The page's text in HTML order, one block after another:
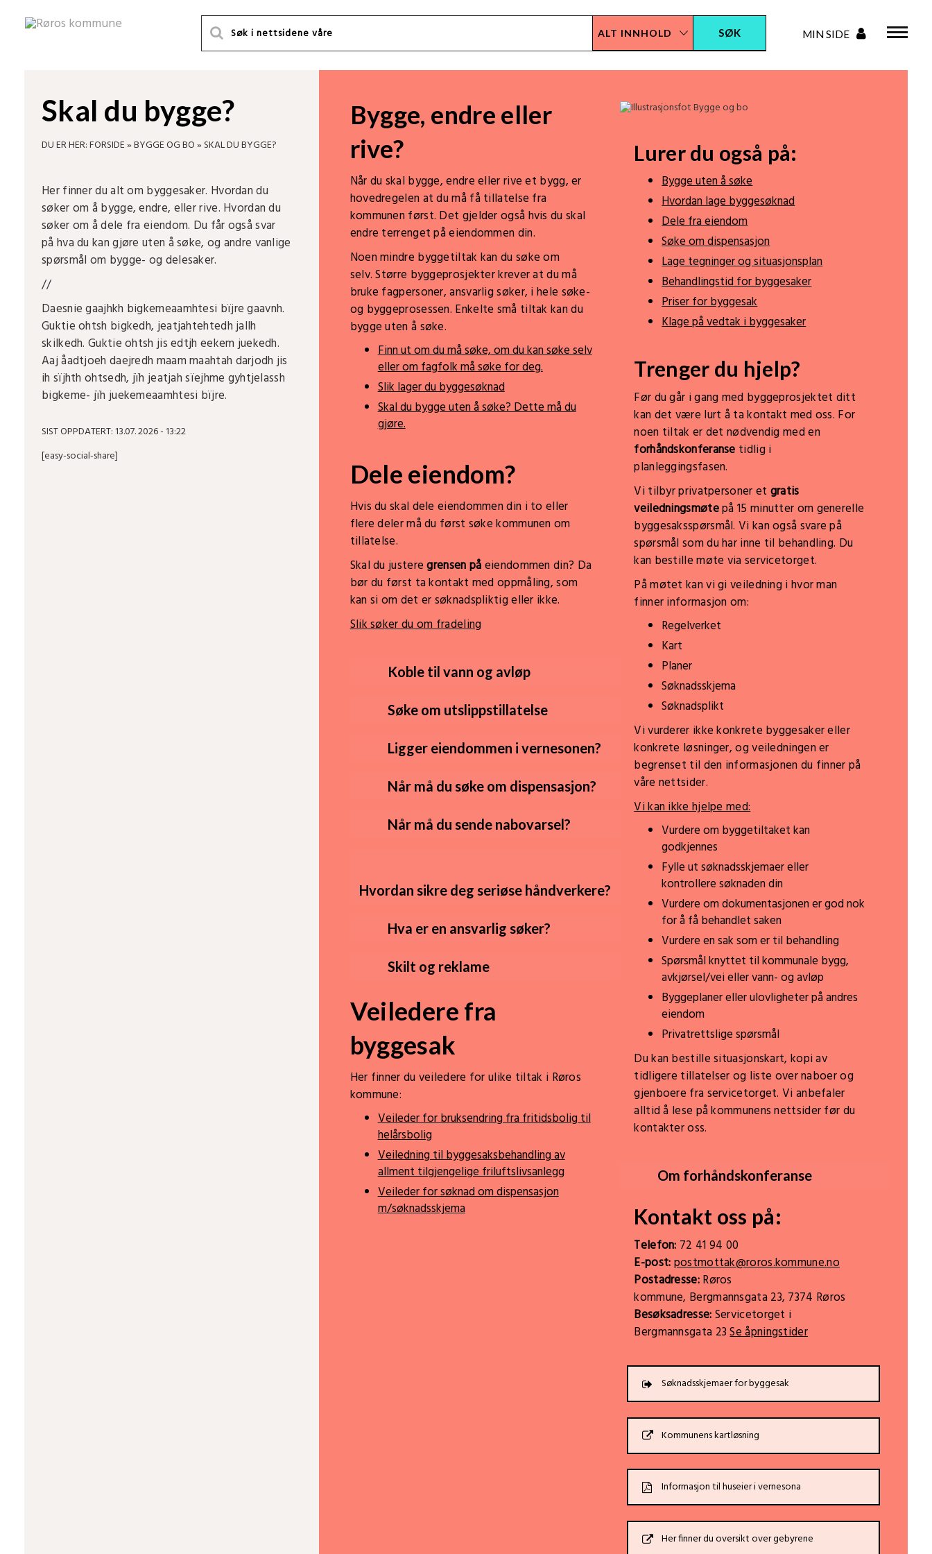
Skal du bygge?
DU ER HER:FORSIDE»BYGGE OG BO» SKAL DU BYGGE?
Her finner du alt om byggesaker. Hvordan du
søker om å bygge, endre, eller rive. Hvordan du
søker om å dele fra eiendom. Du får også svar
på hva du kan gjøre uten å søke, og andre vanlige
spørsmål om bygge- og delesaker.
//
Daesnie gaajhkh bigkemeaamhtesi bïjre gaavnh.
Guktie ohtsh bigkedh, jeatjahtehtedh jallh
skilkedh. Guktie ohtsh jis edtjh eekem juekedh.
Aaj åadtjoeh daejredh maam maahtah darjodh jis
ih sïjhth ohtsedh, jïh jeatjah sïejhme gyhtjelassh
bigkeme- jïh juekemeaamhtesi bïjre.
SIST OPPDATERT: 13.07. 2026 - 13:22
[easy-social-share]
Bygge, endre eller
rive?
Når du skal bygge, endre eller rive et bygg, er
hovedregelen at du må få tillatelse fra
kommunen først. Det gjelder også hvis du skal
endre terrenget på eiendommen din.
Noen mindre byggetiltak kan du søke om
selv. Større byggeprosjekter krever at du må
bruke fagpersoner, ansvarlig søker, i hele søke-
og byggeprosessen. Enkelte små tiltak kan du
bygge uten å søke.
Finn ut om du må søke, om du kan søke selv
eller om fagfolk må søke for deg.
Slik lager du byggesøknad
Skal du bygge uten å søke? Dette må du
gjøre.
Dele eiendom?
Hvis du skal dele eiendommen din i to eller
flere deler må du først søke kommunen om
tillatelse.
Skal du justeregrensen påeiendommen din? Da
bør du først ta kontakt med oppmåling, som
kan si om det er søknadspliktig eller ikke.
Slik søker du om fradeling
Koble til vann og avløp
Søke om utslippstillatelse
Ligger eiendommen i vernesonen?
Når må du søke om dispensasjon?
Når må du sende nabovarsel?
Hvordan sikre deg seriøse håndverkere?
Hva er en ansvarlig søker?
Skilt og reklame
Veiledere fra
byggesak
Her finner du veiledere for ulike tiltak i Røros
kommune:
Veileder for bruksendring fra fritidsbolig til
helårsbolig
Veiledning til byggesaksbehandling av
allment tilgjengelige friluftslivsanlegg
Veileder for søknad om dispensasjon
m/søknadsskjema
Lurer du også på:
Bygge uten å søke
Hvordan lage byggesøknad
Dele fra eiendom
Søke om dispensasjon
Lage tegninger og situasjonsplan
Behandlingstid for byggesaker
Priser for byggesak
Klage på vedtak i byggesaker
Trenger du hjelp?
Før du går i gang med byggeprosjektet ditt
kan det være lurt å ta kontakt med oss. For
noen tiltak er det nødvendig med en
forhåndskonferanse tidlig i
planleggingsfasen.
Vi tilbyr privatpersoner et gratis
veiledningsmøtepå 15 minutter om generelle
byggesaksspørsmål. Vi kan også svare på
spørsmål som du har inne til behandling. Du
kan bestille møte via servicetorget.
På møtet kan vi gi veiledning i hvor man
finner informasjon om:
Regelverket
Kart
Planer
Søknadsskjema
Søknadsplikt
Vi vurderer ikke konkrete byggesaker eller
konkrete løsninger, og veiledningen er
begrenset til den informasjonen du finner på
våre nettsider.
Vi kan ikke hjelpe med:
Vurdere om byggetiltaket kan
godkjennes
Fylle ut søknadsskjemaer eller
kontrollere søknaden din
Vurdere om dokumentasjonen er god nok
for å få behandlet saken
Vurdere en sak som er til behandling
Spørsmål knyttet til kommunale bygg,
avkjørsel/vei eller vann- og avløp
Byggeplaner eller ulovligheter på andres
eiendom
Privatrettslige spørsmål
Du kan bestille situasjonskart, kopi av
tidligere tillatelser og liste over naboer og
gjenboere fra servicetorget. Vi anbefaler
alltid å lese på kommunens nettsider før du
kontakter oss.
Om forhåndskonferanse
Kontakt oss på:
Telefon: 72 41 94 00
E-post:postmottak@roros.kommune.no
Postadresse:Røros
kommune, Bergmannsgata 23, 7374 Røros
Besøksadresse:Servicetorget i
Bergmannsgata 23Se åpningstider
Søknadsskjemaer for byggesak
Kommunens kartløsning
Informasjon til huseier i vernesona
Her finner du oversikt over gebyrene